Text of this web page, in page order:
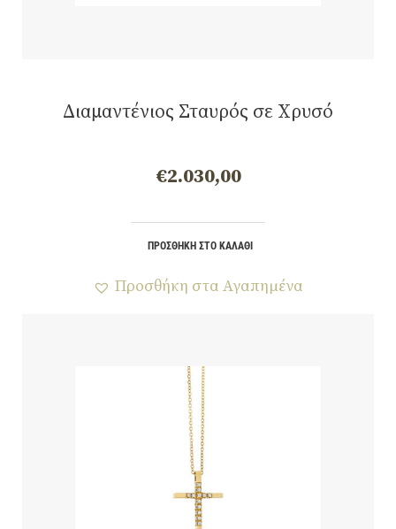
Διαμαντένιος Σταυρός σε Χρυσό
€2.030,00
ΠΡΟΣΘΉΚΗ ΣΤΟ ΚΑΛΆΘΙ
Προσθήκη στα Αγαπημένα